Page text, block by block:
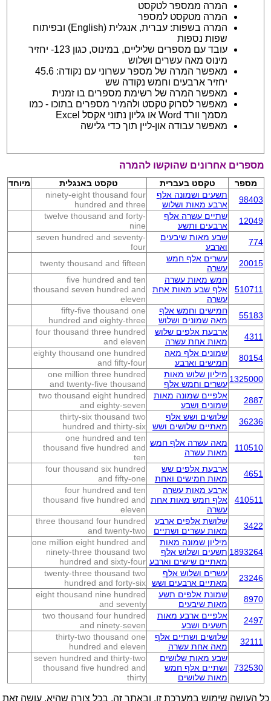
המרה ממספר לטקסט
המרה מטקסט למספר
המרה בשפות: עברית, אנגלית (English) ובפיתוח
שפות נספות
עובד עם מספרים שליליים, במינוס, כגון 123- יחזיר
מינוס מאה עשרים ושלוש
מאפשר המרה של מספר עשרוני עם נקודה: 45.6
יחזיר ארבעים וחמש נקודה שש
מאפשר המרה של רשימת מספרים בו זמנית
מאפשר לסרוק טקסט ולהמיר מספרים בתוכו - כמו
מסמך וורד Word או גליון נתוני אקסל Excel
מאפשר עבודה און-ליין תוך כדי גלישה
מספרים אחרונים שהוקשו להמרה
מספר טקסט בעברית טקסט באנגלית
מיוחד
98403
תשעים ושמונה אלף
ארבע מאות ושלוש
ninety-eight thousand four
hundred and three
12049
שתיים עשרה אלף
ארבעים ותשע
twelve thousand and forty-
nine
774
שבע מאות שיבעים
וארבע
seven hundred and seventy-
four
20015
עשרים אלף חמש
עשרה
twenty thousand and fifteen
510711
חמש מאות עשרה
אלף שבע מאות אחת
עשרה
five hundred and ten
thousand seven hundred and
eleven
55183
חמישים וחמש אלף
מאה שמונים ושלוש
fifty-five thousand one
hundred and eighty-three
4311
ארבעת אלפים שלוש
מאות אחת עשרה
four thousand three hundred
and eleven
80154
שמונים אלף מאה
חמישים וארבע
eighty thousand one hundred
and fifty-four
1325000 מיליון שלוש מאות
עשרים וחמש אלף
one million three hundred
and twenty-five thousand
2887
אלפיים שמונה מאות
שמונים ושבע
two thousand eight hundred
and eighty-seven
36236
שלושים ושש אלף
מאתיים שלושים ושש
thirty-six thousand two
hundred and thirty-six
110510
מאה עשרה אלף חמש
מאות עשרה
one hundred and ten
thousand five hundred and
ten
4651
ארבעת אלפים שש
מאות חמישים ואחת
four thousand six hundred
and fifty-one
410511
ארבע מאות עשרה
אלף חמש מאות אחת
עשרה
four hundred and ten
thousand five hundred and
eleven
3422
שלושת אלפים ארבע
מאות עשרים ושתיים
three thousand four hundred
and twenty-two
1893264
מיליון שמונה מאות
תשעים ושלוש אלף
מאתיים שישים וארבע
one million eight hundred and
ninety-three thousand two
hundred and sixty-four
23246
עשרים ושלוש אלף
מאתיים ארבעים ושש
twenty-three thousand two
hundred and forty-six
8970
שמונת אלפים תשע
מאות שיבעים
eight thousand nine hundred
and seventy
2497
אלפיים ארבע מאות
תשעים ושבע
two thousand four hundred
and ninety-seven
32111
שלושים ושתיים אלף
מאה אחת עשרה
thirty-two thousand one
hundred and eleven
732530
שבע מאות שלושים
ושתיים אלף חמש
מאות שלושים
seven hundred and thirty-two
thousand five hundred and
thirty
כל העושה שימוש במערכת זו, ובאתר זה, בכל צורה שהיא, עושה זאת